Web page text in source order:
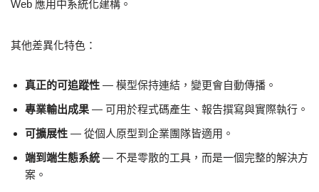
Web 應用中系統化建構。
其他差異化特色：
真正的可追蹤性 — 模型保持連結，變更會自動傳播。
專業輸出成果 — 可用於程式碼產生、報告撰寫與實際執行。
可擴展性 — 從個人原型到企業團隊皆適用。
端到端生態系統 — 不是零散的工具，而是一個完整的解決方
案。